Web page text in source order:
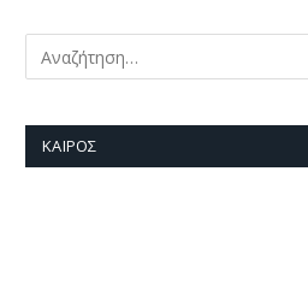
ΚΑΙΡΌΣ